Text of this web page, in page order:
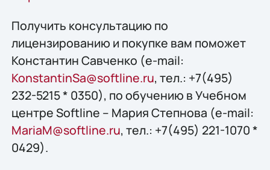
Получить конcультацию по
лицензированию и покупке вам поможет
Константин Савченко (e-mail:
KonstantinSa@softline.ru, тел.: +7(495)
232-5215 * 0350), по обучению в Учебном
центре Softline – Мария Степнова (e-mail:
MariaM@softline.ru, тел.: +7(495) 221-1070 *
0429).